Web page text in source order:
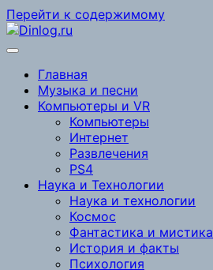
Перейти к содержимому
Главная
Музыка и песни
Компьютеры и VR
Компьютеры
Интернет
Развлечения
PS4
Наука и Технологии
Наука и технологии
Космос
Фантастика и мистика
История и факты
Психология